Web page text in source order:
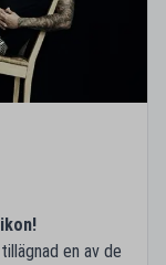
en av de